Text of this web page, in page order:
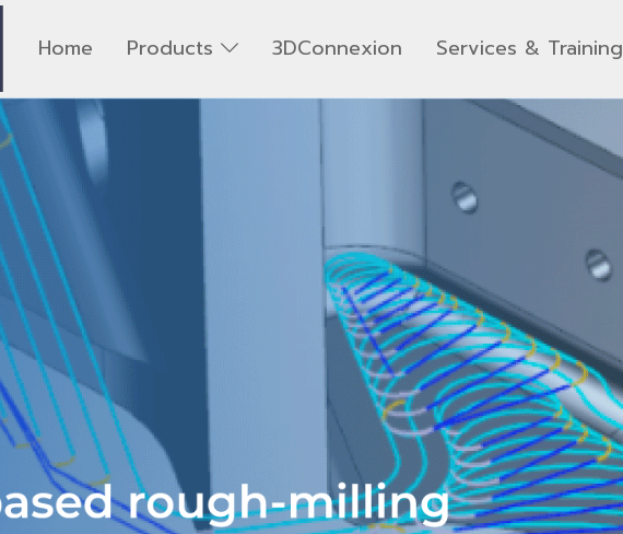
Home Products 3DConnexion Services & Training